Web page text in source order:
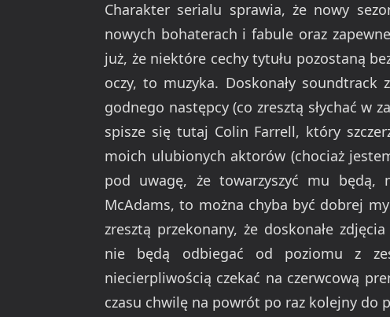
Charakter serialu sprawia, że nowy
nowych bohaterach i fabule oraz
już, że niektóre cechy tytułu pozostaną
oczy, to muzyka. Doskonały soundtrack
godnego następcy (co zresztą słychać w
spisze się tutaj Colin Farrell, który
moich ulubionych aktorów (chociaż
pod uwagę, że towarzyszyć mu będą,
McAdams, to można chyba być dobrej
zresztą przekonany, że doskonałe
nie będą odbiegać od poziomu z
niecierpliwością czekać na czerwcową
czasu chwilę na powrót po raz kolejny do